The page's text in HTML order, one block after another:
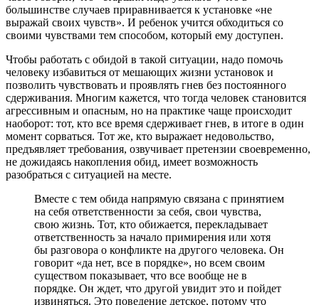
большинстве случаев приравнивается к установке «не
выражай своих чувств». И ребенок учится обходиться со
своими чувствами тем способом, который ему доступен.
Чтобы работать с обидой в такой ситуации, надо помочь
человеку избавиться от мешающих жизни установок и
позволить чувствовать и проявлять гнев без постоянного
сдерживания. Многим кажется, что тогда человек становится
агрессивным и опасным, но на практике чаще происходит
наоборот: тот, кто все время сдерживает гнев, в итоге в один
момент сорваться. Тот же, кто выражает недовольство,
предъявляет требования, озвучивает претензии своевременно,
не дожидаясь накопления обид, имеет возможность
разобраться с ситуацией на месте.
Вместе с тем обида напрямую связана с принятием
на себя ответственности за себя, свои чувства,
свою жизнь. Тот, кто обижается, перекладывает
ответственность за начало примирения или хотя
бы разговора о конфликте на другого человека. Он
говорит «да нет, все в порядке», но всем своим
существом показывает, что все вообще не в
порядке. Он ждет, что другой увидит это и пойдет
извиняться. Это поведение детское, потому что